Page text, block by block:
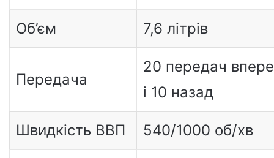
Об’єм 7,6 літрів
Передача
20 передач
і 10 назад
Швидкість ВВП 540/1000 об/хв